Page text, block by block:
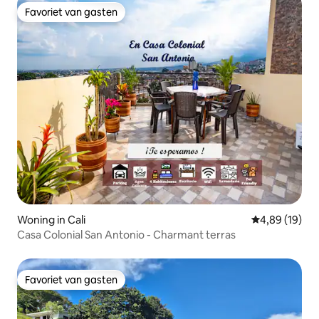
Favoriet van gasten
Favoriet van gasten
Woning in Cali Gemiddelde
4,89 (19)
Casa Colonial San Antonio - Charmant terras
Favoriet van gasten
Favoriet van gasten